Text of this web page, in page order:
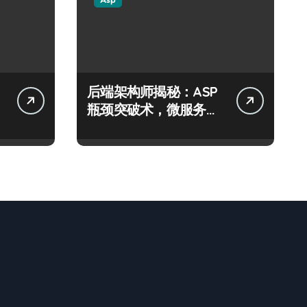
后端架构师揭秘：ASP
瓶颈突破术，微服务网